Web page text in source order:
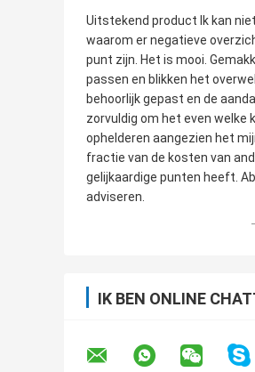
Uitstekend product Ik kan
waarom er negatieve
punt zijn. Het is mooi.
passen en blikken het
behoorlijk gepast en de
zorvuldig om het even welke
ophelderen aangezien het
fractie van de kosten van
gelijkaardige punten heeft.
adviseren.
IK BEN ONLINE